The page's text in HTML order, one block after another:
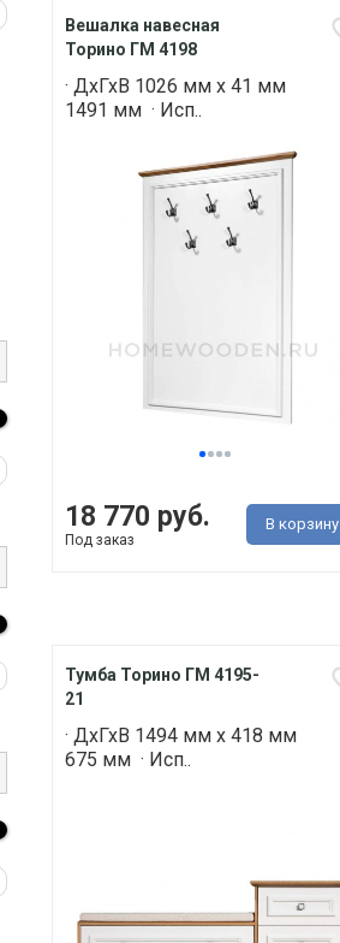
Вешалка навесная
Торино ГМ 4198
· ДхГхВ 1026 мм х 41 мм
1491 мм · Исп..
18 770 руб.
Под заказ
В корзину
Тумба Торино ГМ 4195-
21
· ДхГхВ 1494 мм х 418 мм
675 мм · Исп..